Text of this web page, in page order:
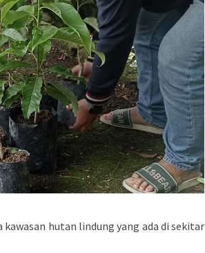
hutan lindung yang ada di sekitar